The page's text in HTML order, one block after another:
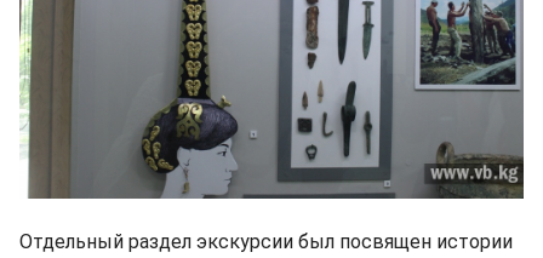
Отдельный раздел экскурсии был посвящен истории